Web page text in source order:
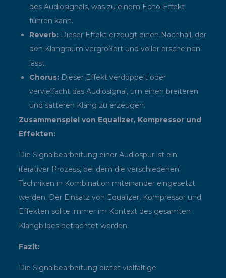
des Audiosignals, was zu einem Echo-Effekt
führen kann.
Reverb: Dieser Effekt erzeugt einen Nachhall, der
den Klangraum vergrößert und voller erscheinen
lässt.
Chorus: Dieser Effekt verdoppelt oder
vervielfacht das Audiosignal, um einen breiteren
und satteren Klang zu erzeugen.
Zusammenspiel von Equalizer, Kompressor und
Effekten:
Die Signalbearbeitung einer Audiospur ist ein
iterativer Prozess, bei dem die verschiedenen
Techniken in Kombination miteinander eingesetzt
werden. Der Einsatz von Equalizer, Kompressor und
Effekten sollte immer im Kontext des gesamten
Klangbildes betrachtet werden.
Fazit:
Die Signalbearbeitung bietet vielfältige